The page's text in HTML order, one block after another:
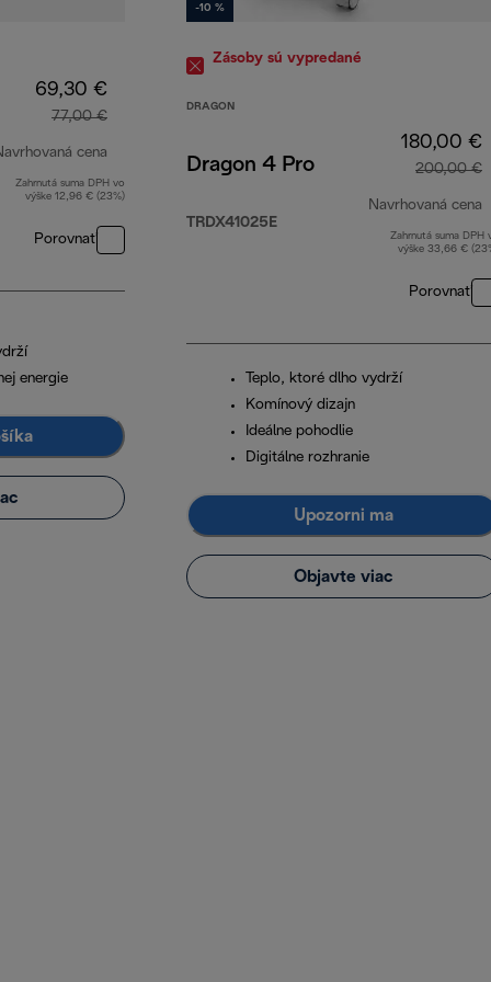
69,30 €
77,00 €
cena
pôvodná cena 77,00 €
Zahrnutá suma DPH vo
výške 12,96 € (23%)
Porovnať
energie
-10 %
Zásoby sú vypredané
DRAGON
Dragon 4 Pro
TRDX41025E
180,00 €
200,00 €
Navrhovaná cena
Zahrnutá suma DPH
výške 33,66 €
Porovnať
Teplo, ktoré dlho vydrží
Komínový dizajn
Ideálne pohodlie
Digitálne rozhranie
Upozorni ma
Objavte viac